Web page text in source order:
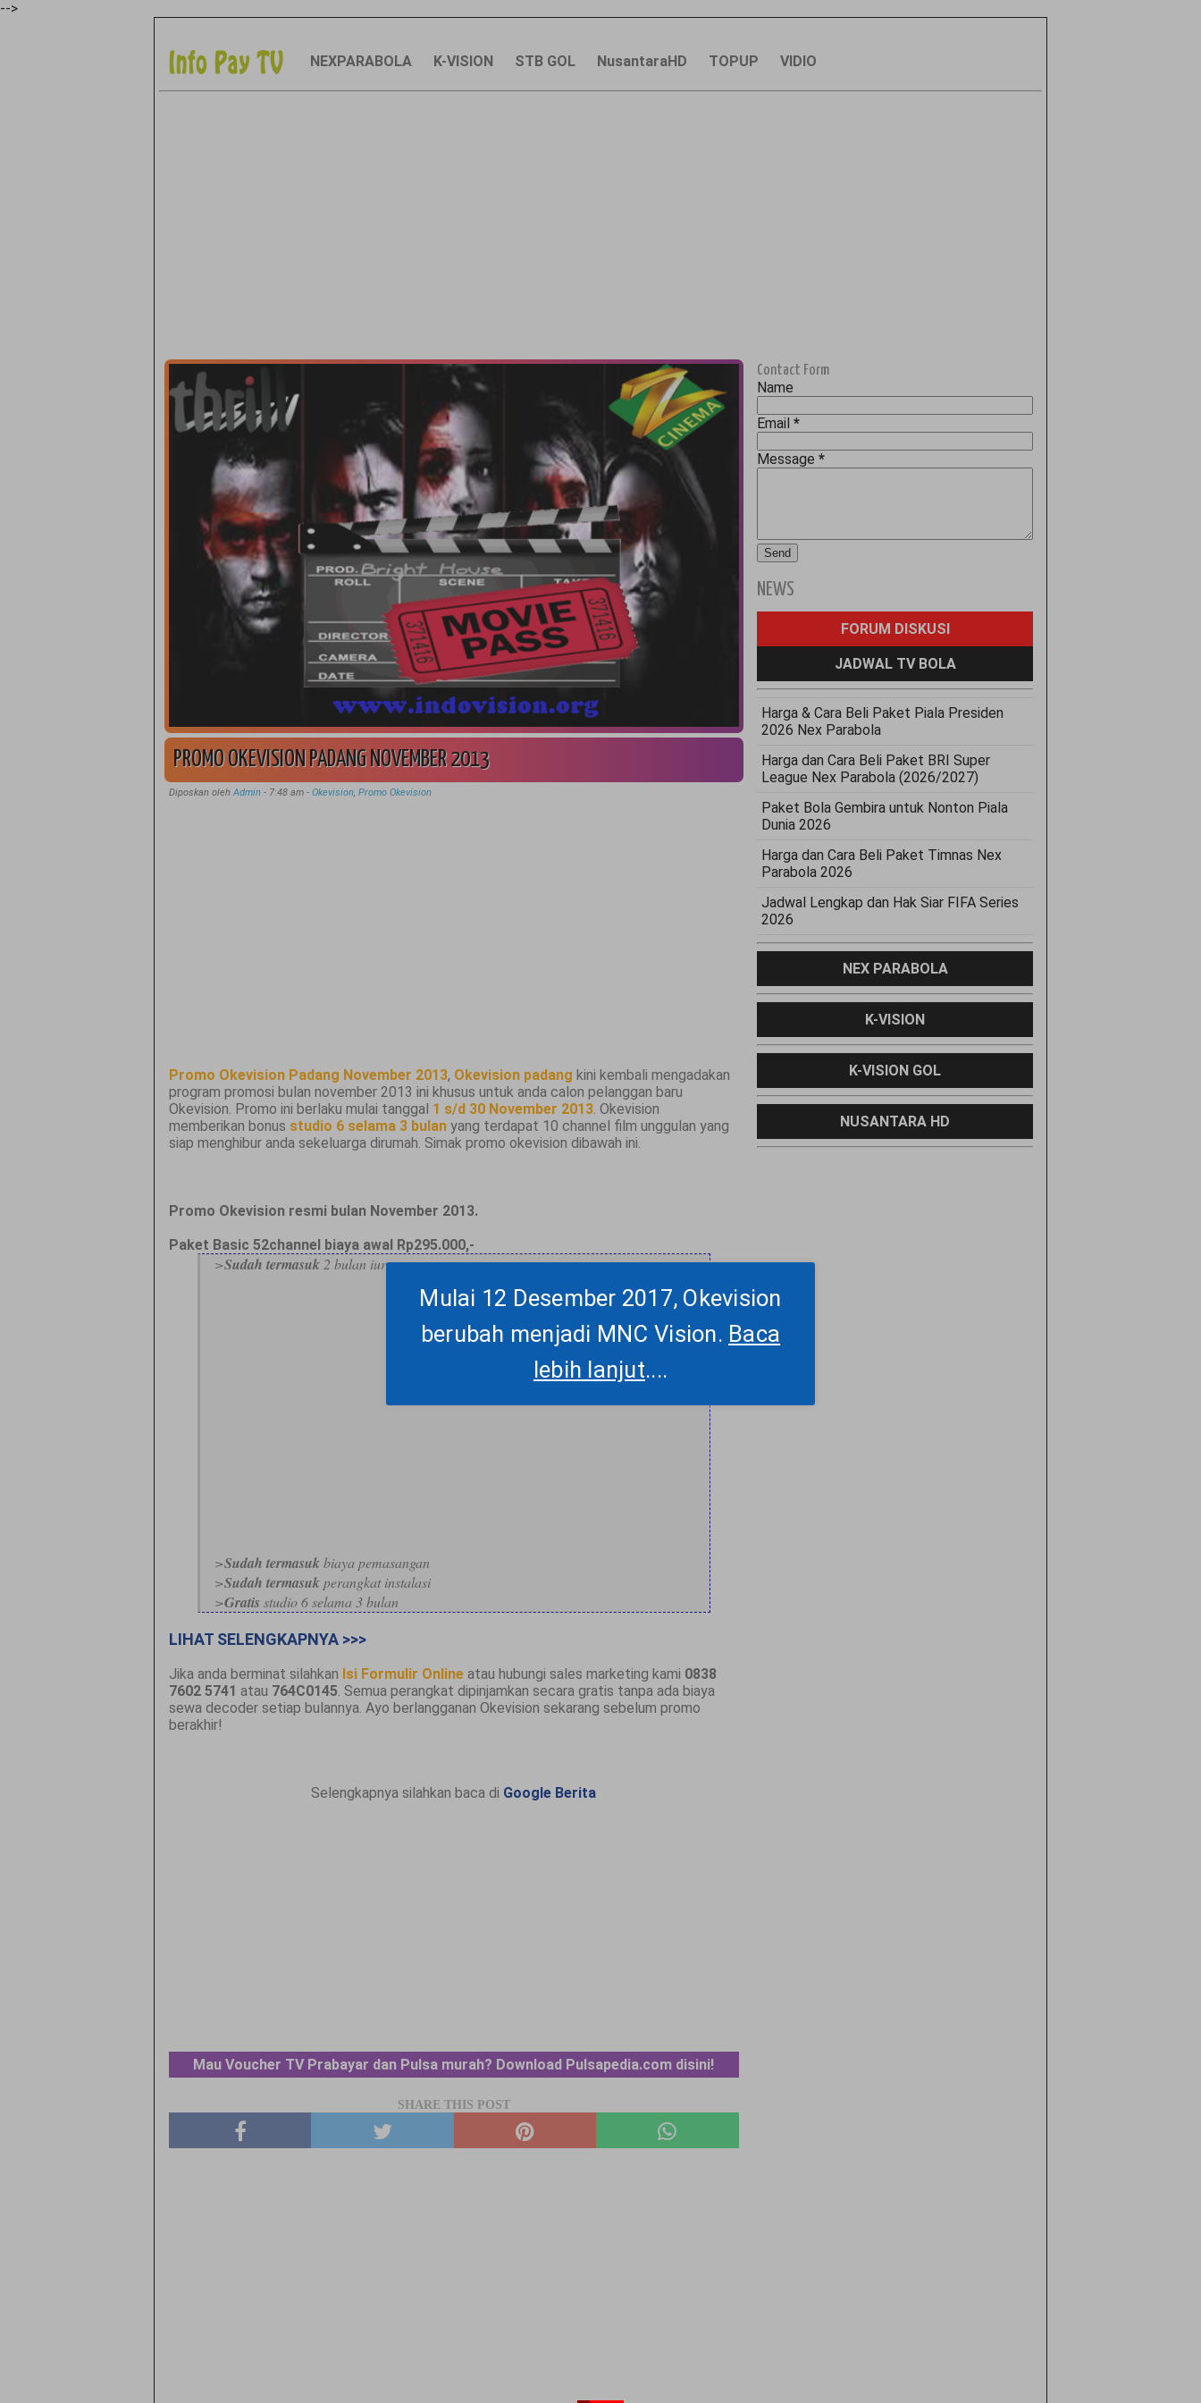
-->
NEXPARABOLA K-VISION STB GOL NusantaraHD TOPUP VIDIO
PROMO OKEVISION PADANG NOVEMBER 2013
Diposkan oleh Admin -7:48 am - Okevision, Promo Okevision
Mulai 12 Desember 2017, Okevision
berubah menjadi MNC Vision. Baca
lebih lanjut....
Promo Okevision Padang November 2013, Okevision padang kini kembali mengadakan
program promosi bulan november 2013 ini khusus untuk anda calon pelanggan baru
Okevision. Promo ini berlaku mulai tanggal 1 s/d 30 November 2013. Okevision
memberikan bonus studio 6 selama 3 bulanyang terdapat 10 channel film unggulan yang
siap menghibur anda sekeluarga dirumah. Simak promo okevision dibawah ini.
Promo Okevision resmi bulan November 2013.
Paket Basic 52channel biaya awal Rp295.000,-
>Sudah termasuk2 bulan iuran
>Sudah termasukbiaya pemasangan
>Sudah termasukperangkat instalasi
>Gratis studio 6 selama 3 bulan
LIHAT SELENGKAPNYA >>>
Jika anda berminat silahkan Isi Formulir Onlineatau hubungi sales marketing kami 0838
7602 5741 atau 764C0145. Semua perangkat dipinjamkan secara gratis tanpa ada biaya
sewa decoder setiap bulannya. Ayo berlangganan Okevision sekarang sebelum promo
berakhir!
Selengkapnya silahkan baca di Google Berita
Mau Voucher TV Prabayar dan Pulsa murah? Download Pulsapedia.com disini!
SHARE THIS POST
Contact Form
Name
Email*
Message*
NEWS
FORUM DISKUSI
JADWAL TV BOLA
Harga & Cara Beli Paket Piala Presiden
2026 Nex Parabola
Harga dan Cara Beli Paket BRI Super
League Nex Parabola (2026/2027)
Paket Bola Gembira untuk Nonton Piala
Dunia 2026
Harga dan Cara Beli Paket Timnas Nex
Parabola 2026
Jadwal Lengkap dan Hak Siar FIFA Series
2026
NEX PARABOLA
K-VISION
K-VISION GOL
NUSANTARA HD